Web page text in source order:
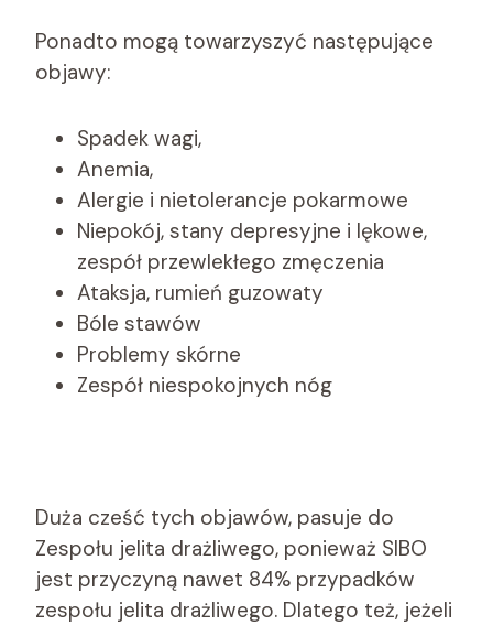
Ponadto mogą towarzyszyć następujące
objawy:
Spadek wagi,
Anemia,
Alergie i nietolerancje pokarmowe
Niepokój, stany depresyjne i lękowe,
zespół przewlekłego zmęczenia
Ataksja, rumień guzowaty
Bóle stawów
Problemy skórne
Zespół niespokojnych nóg
Duża cześć tych objawów, pasuje do
Zespołu jelita drażliwego, ponieważ SIBO
jest przyczyną nawet 84% przypadków
zespołu jelita drażliwego. Dlatego też, jeżeli